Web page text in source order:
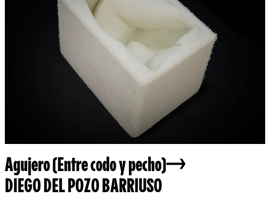
Agujero (Entre codo y pecho)
DIEGO DEL POZO BARRIUSO